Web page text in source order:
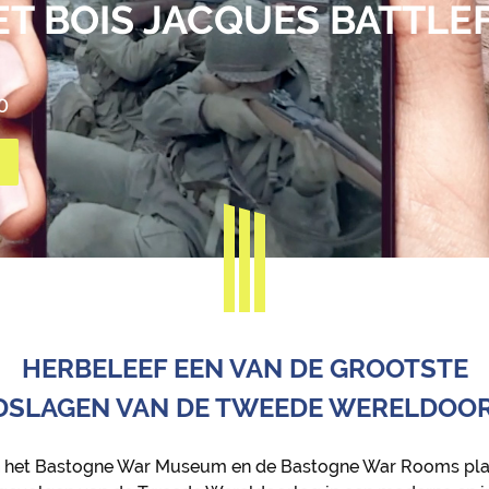
BASTOGNE WAR
BOIS JACQUESWAR ROOMS
IN DE BISTROT DE LA
kunst vanaf 10 juli
HERBELEEF EEN VAN DE GROOTSTE
VAN DE TWEEDE
Bastogne War Museum en de Bastogne War Rooms